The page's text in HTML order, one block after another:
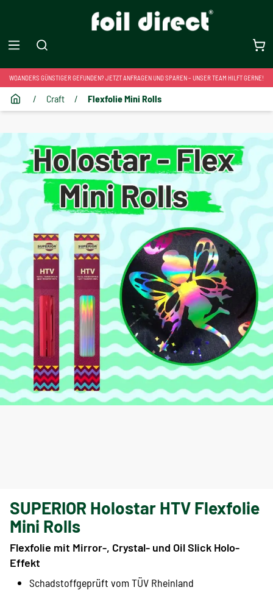
WOANDERS GÜNSTIGER GEFUNDEN? JETZT ANFRAGEN UND SPAREN – UNSER TEAM HILFT GERNE!
/ Craft / Flexfolie Mini Rolls
SUPERIOR Holostar HTV Flexfolie
Mini Rolls
Flexfolie mit Mirror-, Crystal- und Oil Slick Holo-
Effekt
Schadstoffgeprüft vom TÜV Rheinland